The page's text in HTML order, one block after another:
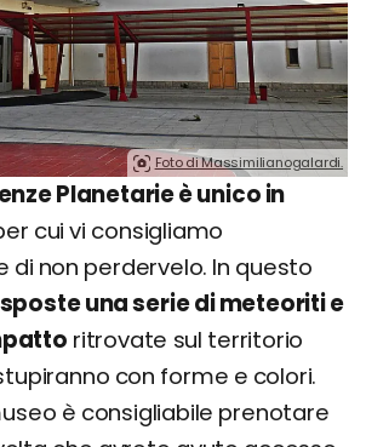
Foto di Massimilianogalardi.
Planetarie è unico in
cui vi consigliamo
non perdervelo. In questo
una serie di meteoriti e
ritrovate sul territorio
con forme e colori.
è consigliabile prenotare